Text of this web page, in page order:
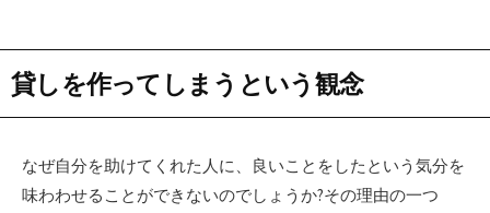
貸しを作ってしまうという観念
なぜ自分を助けてくれた人に、良いことをしたという気分を
味わわせることができないのでしょうか?その理由の一つ